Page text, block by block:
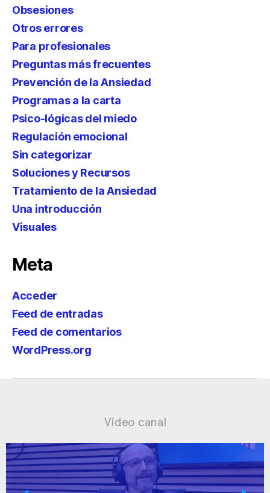
Obsesiones
Otros errores
Para profesionales
Preguntas más frecuentes
Prevención de la Ansiedad
Programas a la carta
Psico-lógicas del miedo
Regulación emocional
Sin categorizar
Soluciones y Recursos
Tratamiento de la Ansiedad
Una introducción
Visuales
Meta
Acceder
Feed de entradas
Feed de comentarios
WordPress.org
Vídeo canal